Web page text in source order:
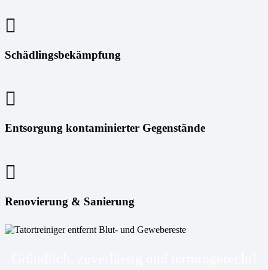
Schädlingsbekämpfung
Entsorgung kontaminierter Gegenstände
Renovierung & Sanierung